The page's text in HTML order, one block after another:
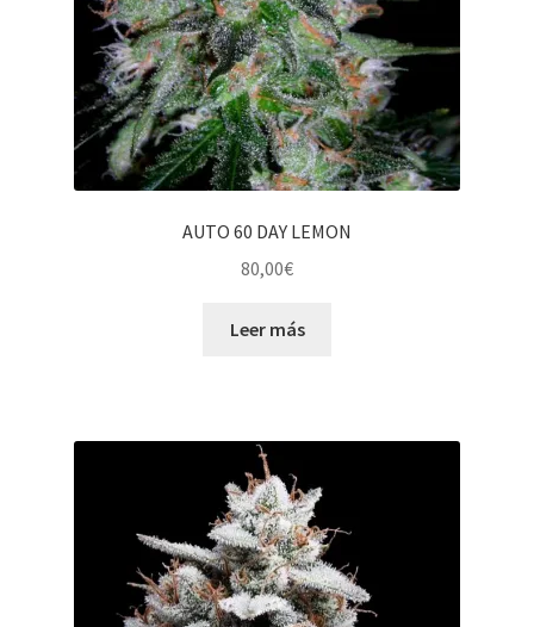
AUTO 60 DAY LEMON
80,00€
Leer más